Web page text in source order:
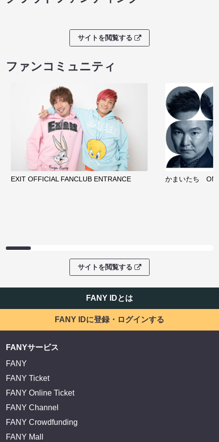
サイトを閲覧する
ファンコミュニティ
EXIT OFFICIAL FANCLUB ENTRANCE かまいたち
サイトを閲覧する
FANY IDとは
FANY IDに登録・ログインする
FANYサービス
FANY
FANY Ticket
FANY Online Ticket
FANY Channel
FANY Crowdfunding
FANY Mall